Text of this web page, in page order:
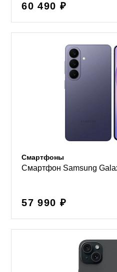
60 490 ₽
Смартфоны
Смартфон Samsung
57 990 ₽